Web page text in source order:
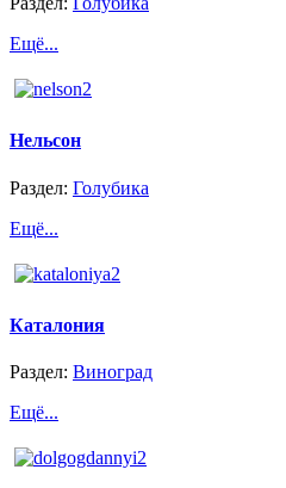
Ещё...
Нельсон
Раздел: Голубика
Ещё...
Каталония
Раздел: Виноград
Ещё...